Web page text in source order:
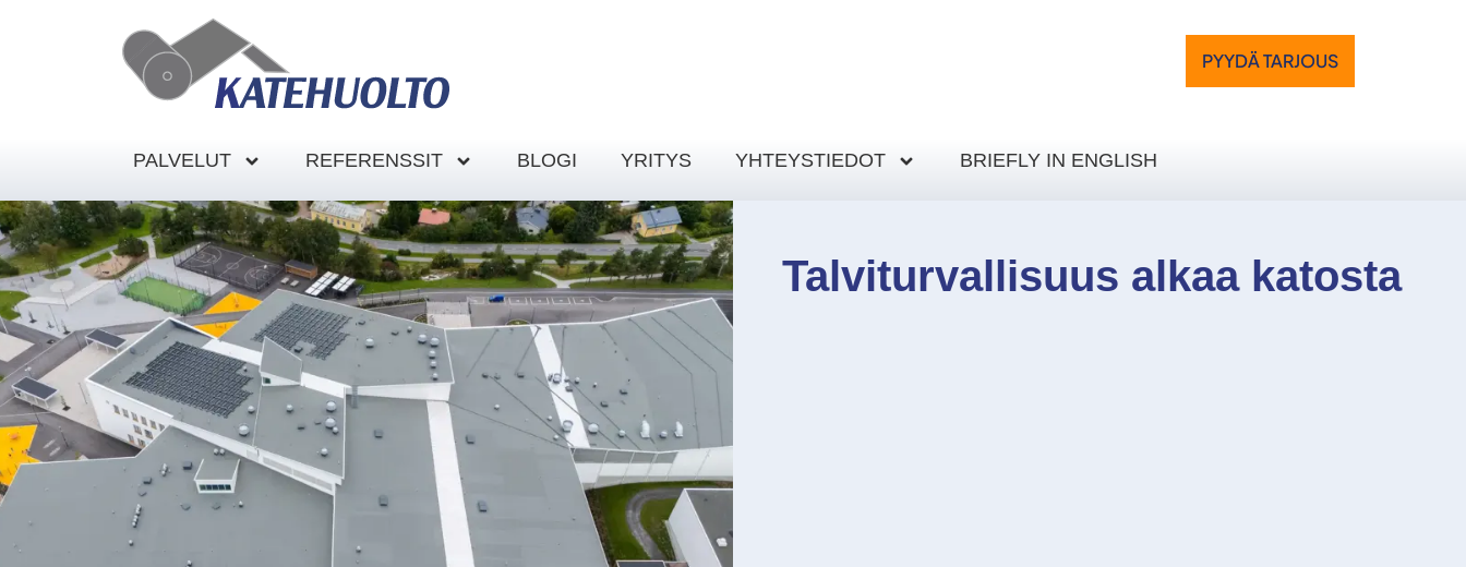
PYYDÄ TARJOUS
PALVELUT REFERENSSIT BLOGI YRITYS YHTEYSTIEDOT BRIEFLY IN ENGLISH
Talviturvallisuus alkaa katosta